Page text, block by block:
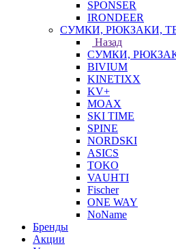
SPONSER
IRONDEER
СУМКИ, РЮКЗАКИ,
Назад
СУМКИ,
BIVIUM
KINETIXX
KV+
MOAX
SKI TIME
SPINE
NORDSKI
ASICS
TOKO
VAUHTI
Fischer
ONE WAY
NoName
Бренды
Акции